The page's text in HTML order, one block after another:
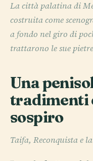
La città palatina di
costruita come
a fondo nel giro di
trattarono le sue
Una
tradimenti
sospiro
Taifa, Reconquista e